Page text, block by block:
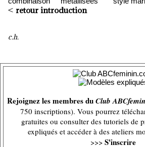
< retour introduction
c.h.
Rejoignez les membres duClub
750 inscriptions). Vous pourrez
gratuites ou consulter des tutoriels de
expliqués et accéder à des ateliers
>>> S'inscrire